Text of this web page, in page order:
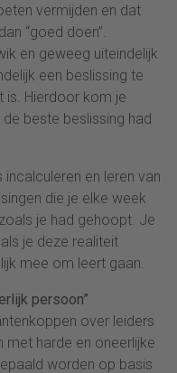
vermijden en dat
“goed doen”.
en geweeg uiteindelijk
een beslissing te
is. Hierdoor kom je
beste beslissing had
incalculeren en leren van
die je elke week
je had gehoopt. Je
je deze realiteit
mee om leert gaan.
persoon”
over leiders
met harde en oneerlijke
worden op basis